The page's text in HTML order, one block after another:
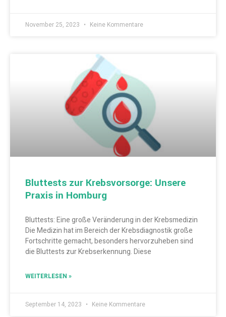
November 25, 2023 Keine Kommentare
Bluttests zur Krebsvorsorge: Unsere
Praxis in Homburg
Bluttests: Eine große Veränderung in der Krebsmedizin
Die Medizin hat im Bereich der Krebsdiagnostik große
Fortschritte gemacht, besonders hervorzuheben sind
die Bluttests zur Krebserkennung. Diese
WEITERLESEN »
September 14, 2023 Keine Kommentare